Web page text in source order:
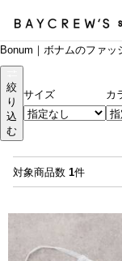
Bonum｜ボナムのファッ
絞
り
込
む
サイズ カ
対象商品数 1件